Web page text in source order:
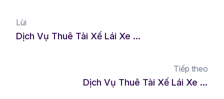
Lùi
Dịch Vụ Thuê Tài Xế Lái Xe Hộ Tại Sơn La – Sự Lựa Chọn An Toàn Cho Những Cung Đường Đồi Núi
Tiếp theo
Dịch Vụ Thuê Tài Xế Lái Xe Hộ Tại Quận 6 - Giải Pháp Di Chuyển An Toàn Và Tiện Lợi